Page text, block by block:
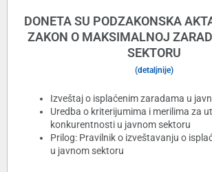
DONETA SU PODZAKONSKA
ZAKON O MAKSIMALNOJ
SEKTORU
(detaljnije)
Izveštaj o isplaćenim zaradama u
Uredba o kriterijumima i merilima za
konkurentnosti u javnom sektoru
Prilog: Pravilnik o izveštavanju o
u javnom sektoru